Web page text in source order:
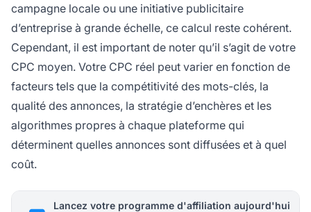
campagne locale ou une initiative publicitaire
d’entreprise à grande échelle, ce calcul reste cohérent.
Cependant, il est important de noter qu’il s’agit de votre
CPC moyen. Votre CPC réel peut varier en fonction de
facteurs tels que la compétitivité des mots-clés, la
qualité des annonces, la stratégie d’enchères et les
algorithmes propres à chaque plateforme qui
déterminent quelles annonces sont diffusées et à quel
coût.
Lancez votre programme d'affiliation aujourd'hui